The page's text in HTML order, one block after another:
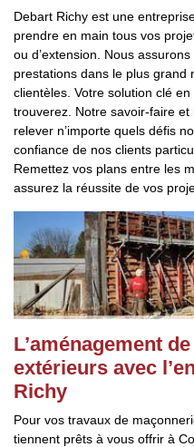
Debart Richy est une
prendre en main tous vos
ou d’extension. Nous
prestations dans le plus grand
clientèles. Votre solution clé
trouverez. Notre savoir-faire
relever n’importe quels défis
confiance de nos clients
Remettez vos plans entre les
assurez la réussite de vos
L’aménagement
extérieurs avec
Richy
Pour vos travaux de
tiennent prêts à vous offrir à